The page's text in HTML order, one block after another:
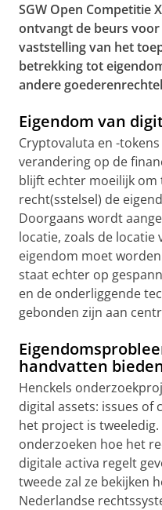
SGW Open Competitie
ontvangt de beurs
vaststelling van het
betrekking tot
andere
Eigendom van
Cryptovaluta en -
verandering op de
blijft echter moeilijk om
recht(sstelsel) de
Doorgaans wordt
locatie, zoals de locatie
eigendom moet
staat echter op
en de onderliggende
gebonden zijn aan
handvatten
Henckels
digital assets: issues of
het project is
onderzoeken hoe het
digitale activa regelt
tweede zal ze bekijken
Nederlandse